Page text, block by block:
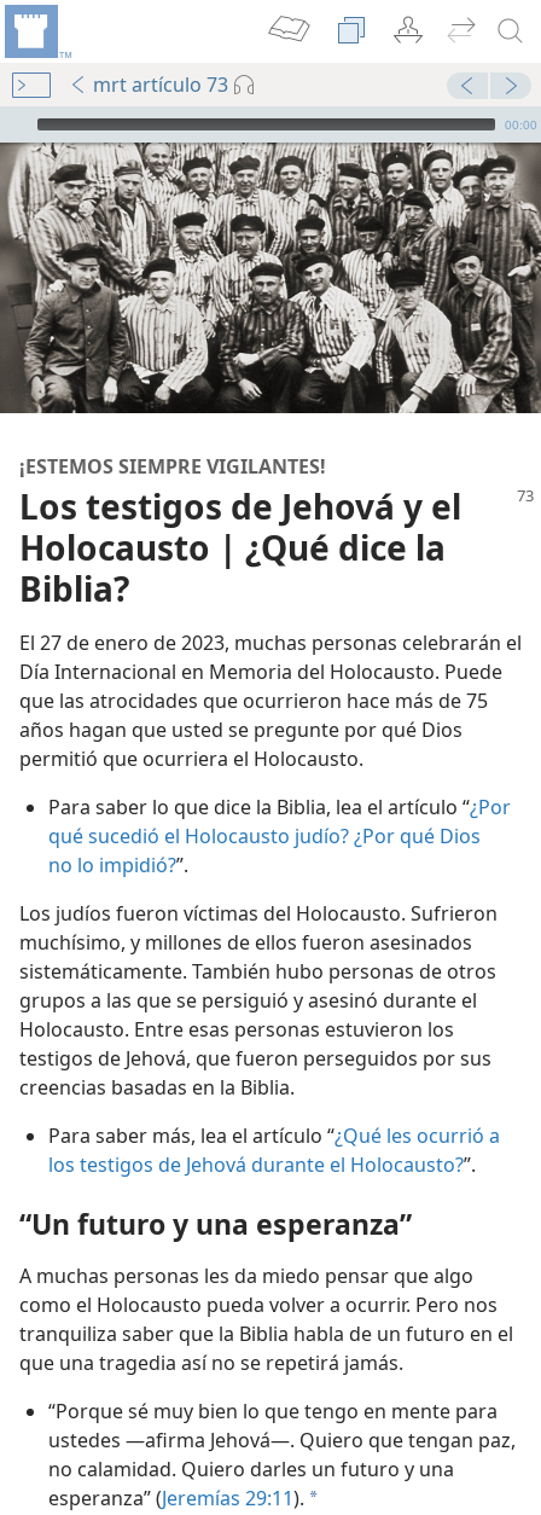
mrt artículo 73
Audio Player
00:00
¡ESTEMOS SIEMPRE VIGILANTES!
Los testigos de Jehová y el
Holocausto | ¿Qué dice la
Biblia?
El 27 de enero de 2023, muchas personas celebrarán el
Día Internacional en Memoria del Holocausto. Puede
que las atrocidades que ocurrieron hace más de 75
años hagan que usted se pregunte por qué Dios
permitió que ocurriera el Holocausto.
Para saber lo que dice la Biblia, lea el artículo “¿Por
qué sucedió el Holocausto judío? ¿Por qué Dios
no lo impidió?”.
Los judíos fueron víctimas del Holocausto. Sufrieron
muchísimo, y millones de ellos fueron asesinados
sistemáticamente. También hubo personas de otros
grupos a las que se persiguió y asesinó durante el
Holocausto. Entre esas personas estuvieron los
testigos de Jehová, que fueron perseguidos por sus
creencias basadas en la Biblia.
Para saber más, lea el artículo “¿Qué les ocurrió a
los testigos de Jehová durante el Holocausto?”.
“Un futuro y una esperanza”
A muchas personas les da miedo pensar que algo
como el Holocausto pueda volver a ocurrir. Pero nos
tranquiliza saber que la Biblia habla de un futuro en el
que una tragedia así no se repetirá jamás.
“Porque sé muy bien lo que tengo en mente para
ustedes —afirma Jehová—. Quiero que tengan paz,
no calamidad. Quiero darles un futuro y una
esperanza” (Jeremías 29:11). a